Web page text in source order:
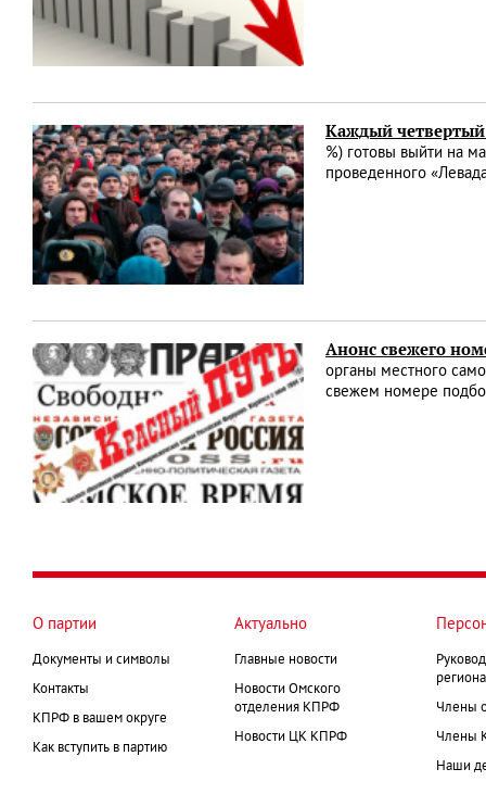
Каждый четвертый
%) готовы выйти на
проведенного
Анонс свежего
органы местного
свежем номере
О партии
Документы и символы
Контакты
КПРФ в вашем округе
Как вступить в партию
Актуально
Главные новости
Новости Омского
отделения КПРФ
Новости ЦК КПРФ
Члены
Члены
Наши